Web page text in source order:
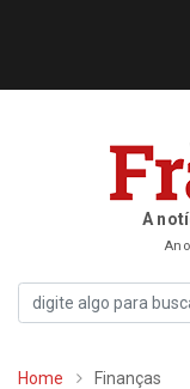
A
Home Finanças